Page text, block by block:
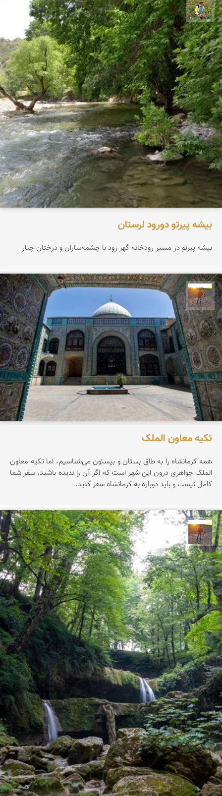
اسفندیار خدایی
بیشه پیرتو دورود لرستان
بیشه پیرتو در مسیر رودخانه گهر رود با چشمه‌ساران و درختان چنار
مهدی مخلصیان
تکیه معاون الملک
همه کرمانشاه را به طاق بستان و بیستون می‌شناسیم، اما تکیه معاون
الملک جواهری درون این شهر است که اگر آن را ندیده باشید، سفر شما
کامل نیست و باید دوباره به کرمانشاه سفر کنید.